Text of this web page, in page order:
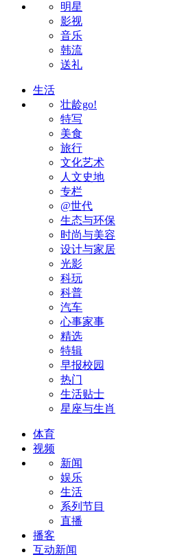
明星
影视
音乐
韩流
送礼
生活
壮龄go!
特写
美食
旅行
文化艺术
人文史地
专栏
@世代
生态与环保
时尚与美容
设计与家居
光影
科玩
科普
汽车
心事家事
精选
特辑
早报校园
热门
生活贴士
星座与生肖
体育
视频
新闻
娱乐
生活
系列节目
直播
播客
互动新闻